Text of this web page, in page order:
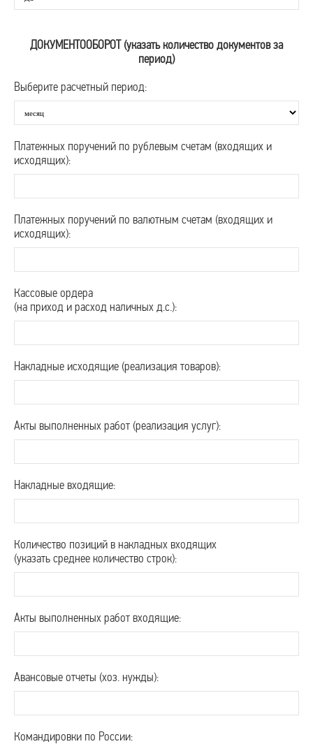
ДОКУМЕНТООБОРОТ (указать количество документов за
период)
Выберите расчетный период:
Платежных поручений по рублевым счетам (входящих и
исходящих):
Платежных поручений по валютным счетам (входящих и
исходящих):
Кассовые ордера
(на приход и расход наличных д.с.):
Накладные исходящие (реализация товаров):
Акты выполненных работ (реализация услуг):
Накладные входящие:
Количество позиций в накладных входящих
(указать среднее количество строк):
Акты выполненных работ входящие:
Авансовые отчеты (хоз. нужды):
Командировки по России: